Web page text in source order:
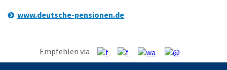
www.deutsche-pensionen.de
Empfehlen via